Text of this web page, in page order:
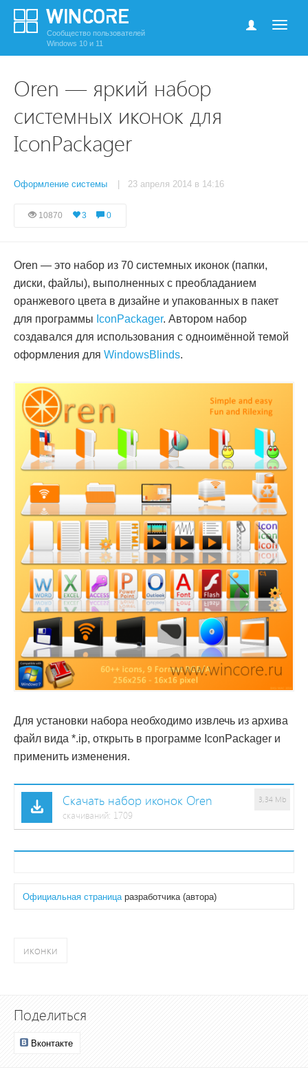
Сообщество пользователей
Windows 10 и 11
Oren — яркий набор
системных иконок для
IconPackager
Оформление системы | 23 апреля 2014 в 14:16
10870 3 0
Oren — это набор из 70 системных иконок (папки,
диски, файлы), выполненных с преобладанием
оранжевого цвета в дизайне и упакованных в пакет
для программы IconPackager. Автором набор
создавался для использования с одноимённой темой
оформления для WindowsBlinds.
Для установки набора необходимо извлечь из архива
файл вида *.ip, открыть в программе IconPackager и
применить изменения.
Скачать набор иконок Oren
cкачиваний: 1709
3,34 Mb
Официальная страница разработчика (автора)
иконки
Поделиться
Вконтакте